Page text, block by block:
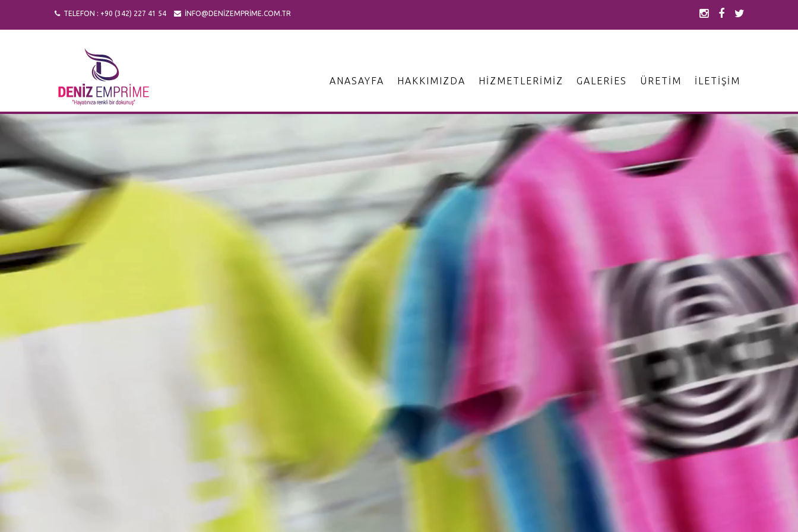
TELEFON : +90 (342) 227 41 54 INFO@DENIZEMPRIME.COM.TR
ANASAYFA HAKKIMIZDA HIZMETLERIMIZ GALERIES ÜRETIM İLETIŞIM